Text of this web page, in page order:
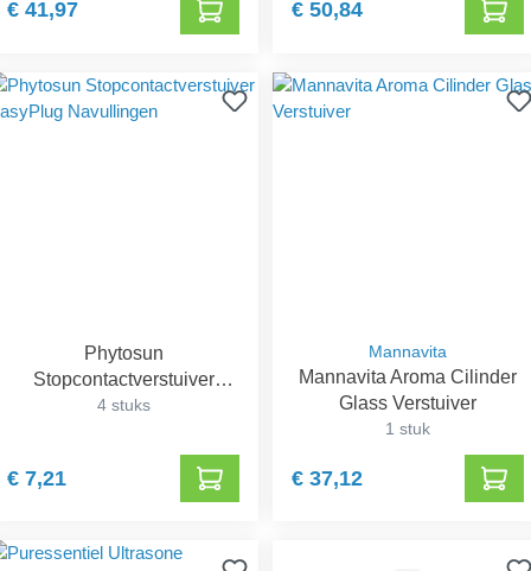
€ 41,97 € 50,84
Phytosun
Stopcontactverstuiver
EasyPlug Navullingen
4 stuks
€ 7,21
Mannavita
Mannavita Aroma Cilinder
Glass Verstuiver
1 stuk
€ 37,12